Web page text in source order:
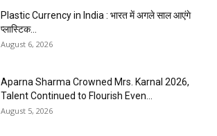
Plastic Currency in India : भारत में अगले साल आएंगे
प्लास्टिक...
August 6, 2026
Aparna Sharma Crowned Mrs. Karnal 2026,
Talent Continued to Flourish Even...
August 5, 2026